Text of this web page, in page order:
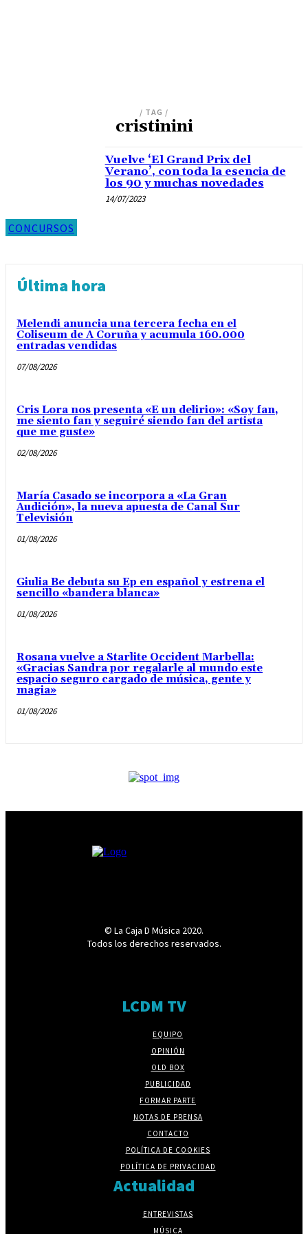
/ TAG /
cristinini
CONCURSOS
Vuelve ‘El Grand Prix del
Verano’, con toda la esencia de
los 90 y muchas novedades
14/07/2023
Última hora
Melendi anuncia una tercera fecha en el
Coliseum de A Coruña y acumula 160.000
entradas vendidas
07/08/2026
Cris Lora nos presenta «E un delirio»: «Soy fan,
me siento fan y seguiré siendo fan del artista
que me guste»
02/08/2026
María Casado se incorpora a «La Gran
Audición», la nueva apuesta de Canal Sur
Televisión
01/08/2026
Giulia Be debuta su Ep en español y estrena el
sencillo «bandera blanca»
01/08/2026
Rosana vuelve a Starlite Occident Marbella:
«Gracias Sandra por regalarle al mundo este
espacio seguro cargado de música, gente y
magia»
01/08/2026
© La Caja D Música 2020.
Todos los derechos reservados.
LCDM TV
EQUIPO
OPINIÓN
OLD BOX
PUBLICIDAD
FORMAR PARTE
NOTAS DE PRENSA
CONTACTO
POLÍTICA DE COOKIES
POLÍTICA DE PRIVACIDAD
Actualidad
ENTREVISTAS
MÚSICA